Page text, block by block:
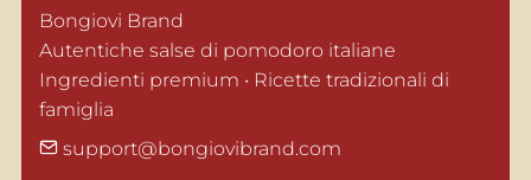
Bongiovi Brand
Autentiche salse di pomodoro italiane
Ingredienti premium • Ricette tradizionali di
famiglia
support@bongiovibrand.com